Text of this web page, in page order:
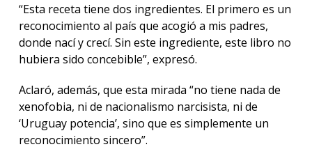
“Esta receta tiene dos ingredientes. El primero es un
reconocimiento al país que acogió a mis padres,
donde nací y crecí. Sin este ingrediente, este libro no
hubiera sido concebible”, expresó.
Aclaró, además, que esta mirada “no tiene nada de
xenofobia, ni de nacionalismo narcisista, ni de
‘Uruguay potencia’, sino que es simplemente un
reconocimiento sincero”.